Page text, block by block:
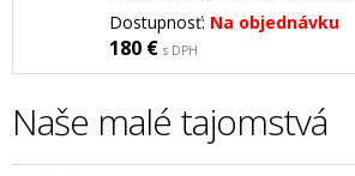
Dostupnosť: Na objednávku
180 € s DPH
Naše malé tajomstvá